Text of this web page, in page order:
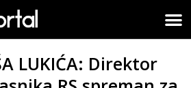
LUKIĆA: Direktor